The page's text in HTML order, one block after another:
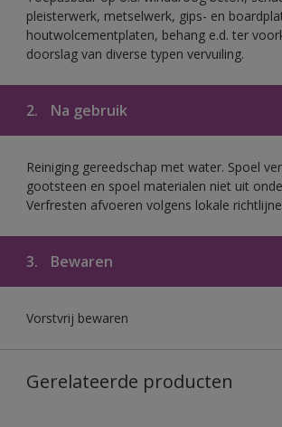
pleisterwerk, metselwerk, gips- en
houtwolcementplaten, behang e.d. ter
doorslag van diverse typen vervuiling.
2. Na gebruik
Reiniging gereedschap met water. Spoel
gootsteen en spoel materialen niet uit
Verfresten afvoeren volgens lokale
3. Bewaren
Vorstvrij bewaren
Gerelateerde producten